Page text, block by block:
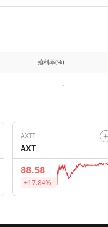
殖利率(%)
-
AXTI
AXT
88.58
+17.84%